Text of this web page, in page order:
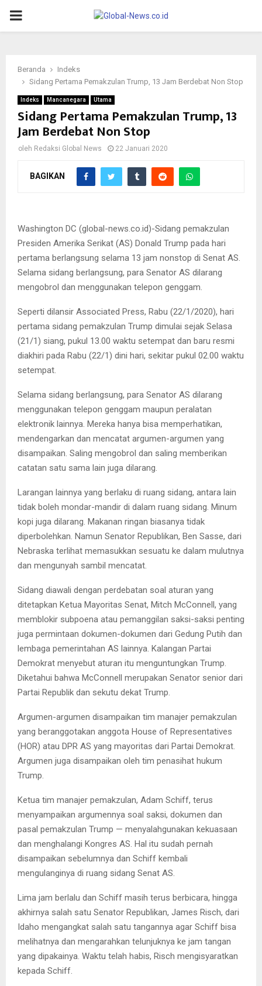
PRIMARY
Beranda
Indeks
Sidang Pertama Pemakzulan Trump, 13 Jam Berdebat Non Stop
Indeks Mancanegara Utama
Sidang Pertama Pemakzulan Trump, 13
Jam Berdebat Non Stop
oleh Redaksi Global News 22 Januari 2020
BAGIKAN
Sidang pemakzulan Presiden Amerika Serikat (AS) Donald Trump
Washington DC (global-news.co.id)-Sidang pemakzulan
Presiden Amerika Serikat (AS) Donald Trump pada hari
pertama berlangsung selama 13 jam nonstop di Senat AS.
Selama sidang berlangsung, para Senator AS dilarang
mengobrol dan menggunakan telepon genggam.
Seperti dilansir Associated Press, Rabu (22/1/2020), hari
pertama sidang pemakzulan Trump dimulai sejak Selasa
(21/1) siang, pukul 13.00 waktu setempat dan baru resmi
diakhiri pada Rabu (22/1) dini hari, sekitar pukul 02.00 waktu
setempat.
Selama sidang berlangsung, para Senator AS dilarang
menggunakan telepon genggam maupun peralatan
elektronik lainnya. Mereka hanya bisa memperhatikan,
mendengarkan dan mencatat argumen-argumen yang
disampaikan. Saling mengobrol dan saling memberikan
catatan satu sama lain juga dilarang.
Larangan lainnya yang berlaku di ruang sidang, antara lain
tidak boleh mondar-mandir di dalam ruang sidang. Minum
kopi juga dilarang. Makanan ringan biasanya tidak
diperbolehkan. Namun Senator Republikan, Ben Sasse, dari
Nebraska terlihat memasukkan sesuatu ke dalam mulutnya
dan mengunyah sambil mencatat.
Sidang diawali dengan perdebatan soal aturan yang
ditetapkan Ketua Mayoritas Senat, Mitch McConnell, yang
memblokir subpoena atau pemanggilan saksi-saksi penting
juga permintaan dokumen-dokumen dari Gedung Putih dan
lembaga pemerintahan AS lainnya. Kalangan Partai
Demokrat menyebut aturan itu menguntungkan Trump.
Diketahui bahwa McConnell merupakan Senator senior dari
Partai Republik dan sekutu dekat Trump.
Argumen-argumen disampaikan tim manajer pemakzulan
yang beranggotakan anggota House of Representatives
(HOR) atau DPR AS yang mayoritas dari Partai Demokrat.
Argumen juga disampaikan oleh tim penasihat hukum
Trump.
Ketua tim manajer pemakzulan, Adam Schiff, terus
menyampaikan argumennya soal saksi, dokumen dan
pasal pemakzulan Trump — menyalahgunakan kekuasaan
dan menghalangi Kongres AS. Hal itu sudah pernah
disampaikan sebelumnya dan Schiff kembali
mengulanginya di ruang sidang Senat AS.
Lima jam berlalu dan Schiff masih terus berbicara, hingga
akhirnya salah satu Senator Republikan, James Risch, dari
Idaho mengangkat salah satu tangannya agar Schiff bisa
melihatnya dan mengarahkan telunjuknya ke jam tangan
yang dipakainya. Waktu telah habis, Risch mengisyaratkan
kepada Schiff.